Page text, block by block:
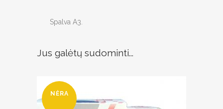
Spalva A3.
Jus galėtų sudominti...
NĖRA